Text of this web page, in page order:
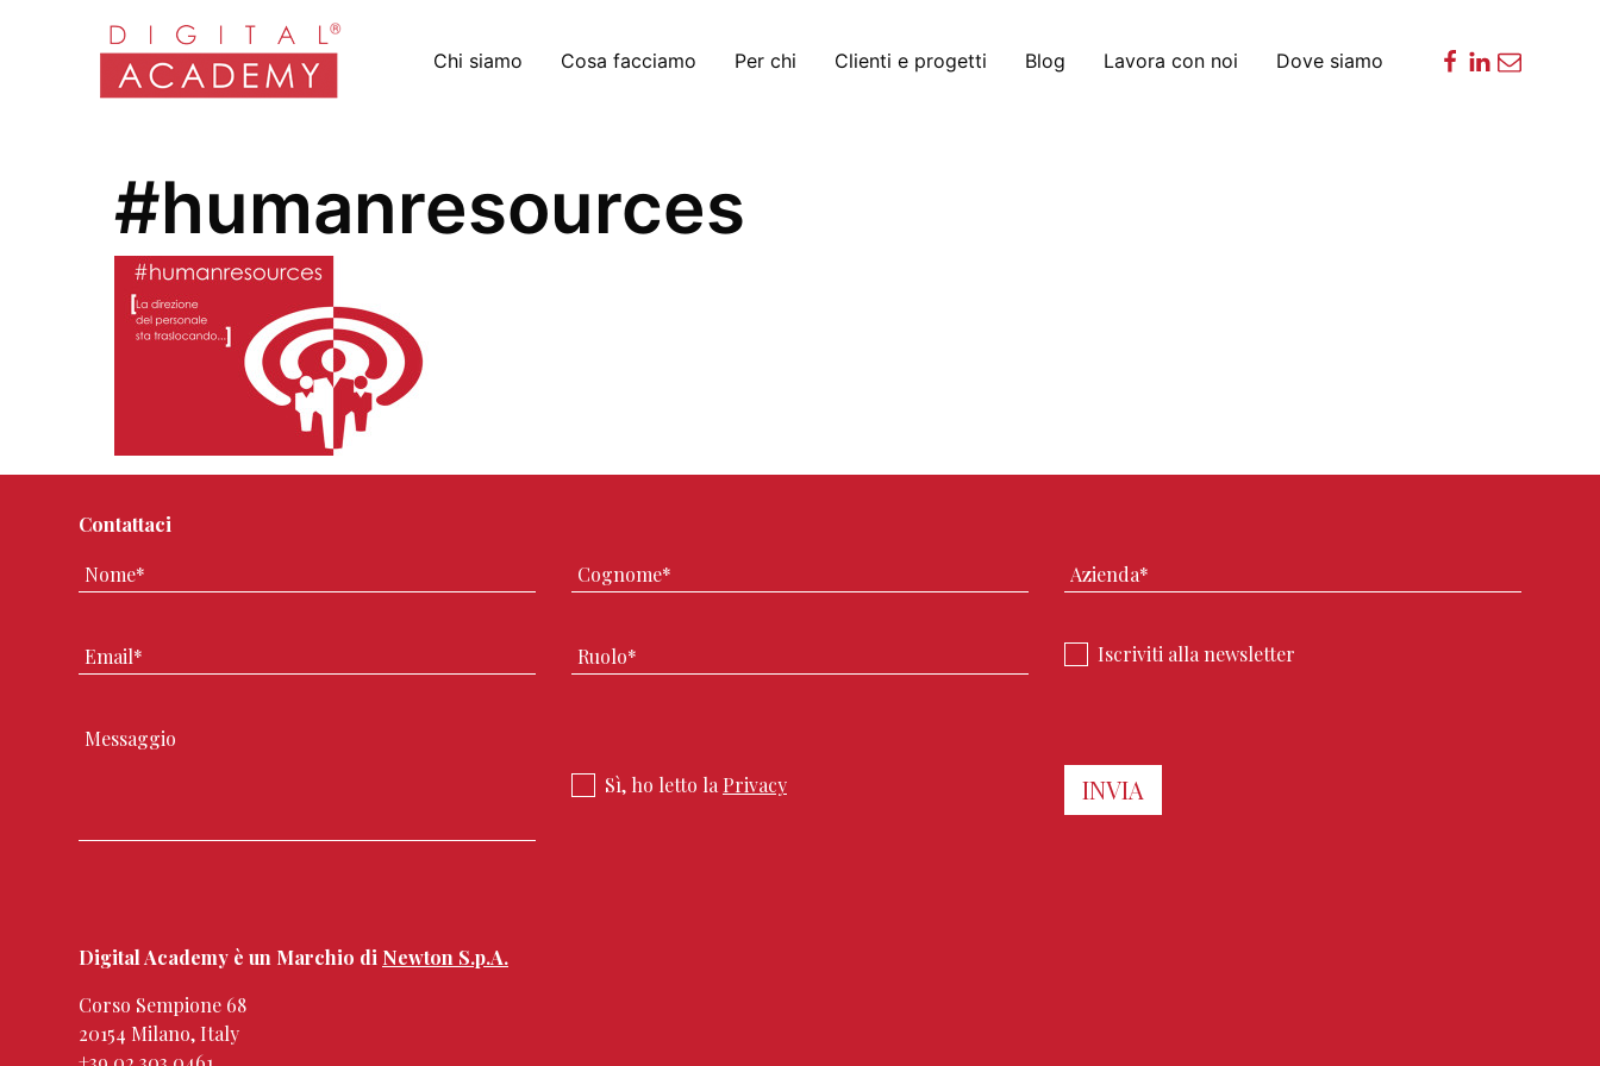
Chi siamo Cosa facciamo Per chi Clienti e progetti Blog Lavora con noi Dove siamo
#humanresources
Contattaci
Iscriviti alla newsletter
Sì, ho letto la Privacy
Digital Academy è un Marchio di Newton S.p.A.
Corso Sempione 68
20154 Milano, Italy